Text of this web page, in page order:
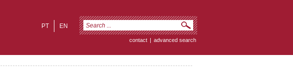
EN
PT
contact | advanced search